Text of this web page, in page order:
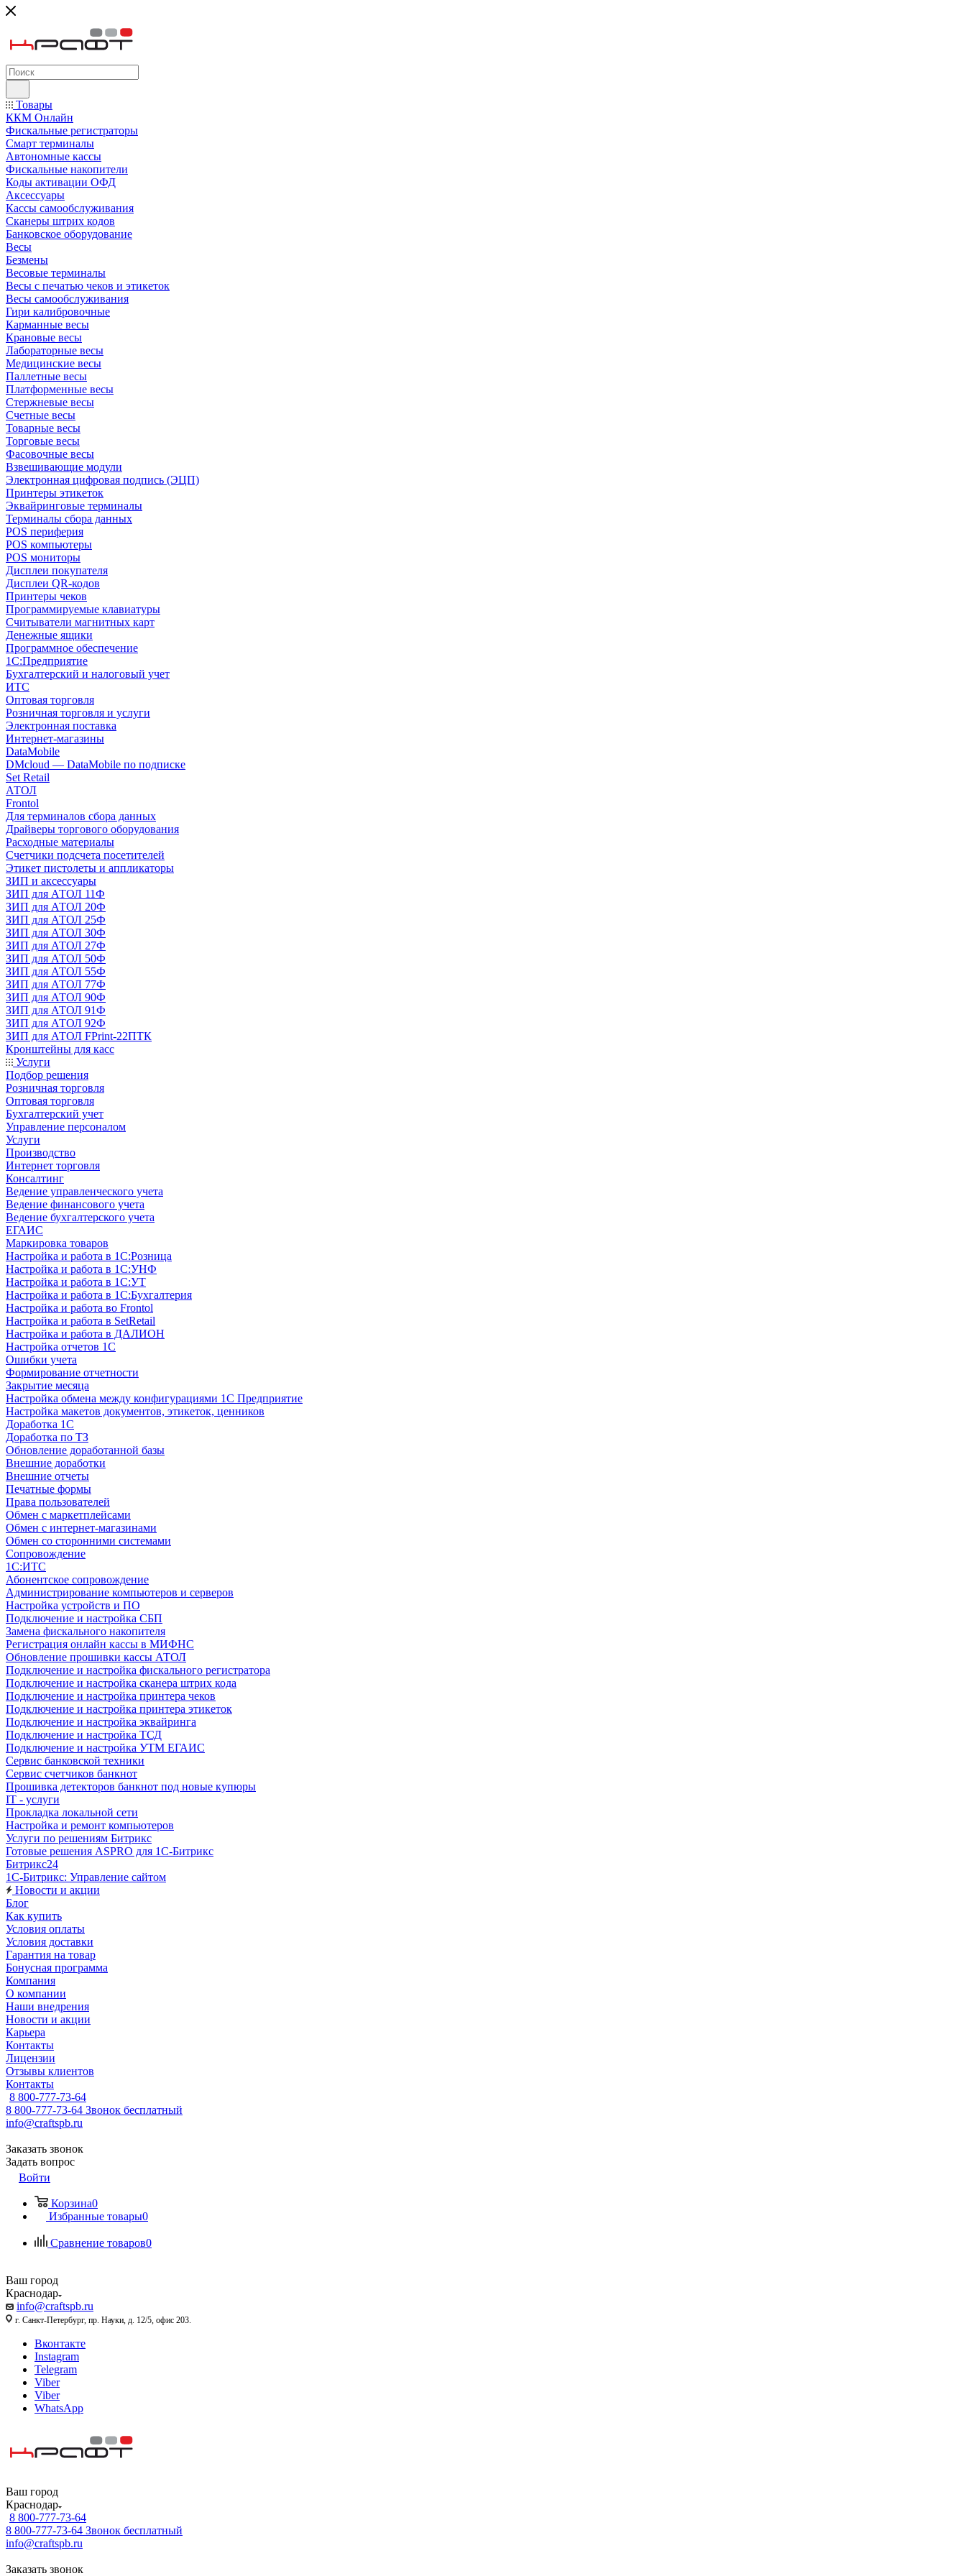
Товары
ККМ Онлайн
Фискальные регистраторы
Смарт терминалы
Автономные кассы
Фискальные накопители
Коды активации ОФД
Аксессуары
Кассы самообслуживания
Сканеры штрих кодов
Банковское оборудование
Весы
Безмены
Весовые терминалы
Весы с печатью чеков и этикеток
Весы самообслуживания
Гири калибровочные
Карманные весы
Крановые весы
Лабораторные весы
Медицинские весы
Паллетные весы
Платформенные весы
Стержневые весы
Счетные весы
Товарные весы
Торговые весы
Фасовочные весы
Взвешивающие модули
Электронная цифровая подпись (ЭЦП)
Принтеры этикеток
Эквайринговые терминалы
Терминалы сбора данных
POS периферия
POS компьютеры
POS мониторы
Дисплеи покупателя
Дисплеи QR-кодов
Принтеры чеков
Программируемые клавиатуры
Считыватели магнитных карт
Денежные ящики
Программное обеспечение
1С:Предприятие
Бухгалтерский и налоговый учет
ИТС
Оптовая торговля
Розничная торговля и услуги
Электронная поставка
Интернет-магазины
DataMobile
DMcloud — DataMobile по подписке
Set Retail
АТОЛ
Frontol
Для терминалов сбора данных
Драйверы торгового оборудования
Расходные материалы
Счетчики подсчета посетителей
Этикет пистолеты и аппликаторы
ЗИП и аксессуары
ЗИП для АТОЛ 11Ф
ЗИП для АТОЛ 20Ф
ЗИП для АТОЛ 25Ф
ЗИП для АТОЛ 30Ф
ЗИП для АТОЛ 27Ф
ЗИП для АТОЛ 50Ф
ЗИП для АТОЛ 55Ф
ЗИП для АТОЛ 77Ф
ЗИП для АТОЛ 90Ф
ЗИП для АТОЛ 91Ф
ЗИП для АТОЛ 92Ф
ЗИП для АТОЛ FPrint-22ПТК
Кронштейны для касс
Услуги
Подбор решения
Розничная торговля
Оптовая торговля
Бухгалтерский учет
Управление персоналом
Услуги
Производство
Интернет торговля
Консалтинг
Ведение управленческого учета
Ведение финансового учета
Ведение бухгалтерского учета
ЕГАИС
Маркировка товаров
Настройка и работа в 1С:Розница
Настройка и работа в 1С:УНФ
Настройка и работа в 1С:УТ
Настройка и работа в 1С:Бухгалтерия
Настройка и работа во Frontol
Настройка и работа в SetRetail
Настройка и работа в ДАЛИОН
Настройка отчетов 1С
Ошибки учета
Формирование отчетности
Закрытие месяца
Настройка обмена между конфигурациями 1С Предприятие
Настройка макетов документов, этикеток, ценников
Доработка 1С
Доработка по ТЗ
Обновление доработанной базы
Внешние доработки
Внешние отчеты
Печатные формы
Права пользователей
Обмен с маркетплейсами
Обмен с интернет-магазинами
Обмен со сторонними системами
Сопровождение
1C:ИТС
Абонентское сопровождение
Администрирование компьютеров и серверов
Настройка устройств и ПО
Подключение и настройка СБП
Замена фискального накопителя
Регистрация онлайн кассы в МИФНС
Обновление прошивки кассы АТОЛ
Подключение и настройка фискального регистратора
Подключение и настройка сканера штрих кода
Подключение и настройка принтера чеков
Подключение и настройка принтера этикеток
Подключение и настройка эквайринга
Подключение и настройка ТСД
Подключение и настройка УТМ ЕГАИС
Сервис банковской техники
Сервис счетчиков банкнот
Прошивка детекторов банкнот под новые купюры
IT - услуги
Прокладка локальной сети
Настройка и ремонт компьютеров
Услуги по решениям Битрикс
Готовые решения ASPRO для 1С-Битрикс
Битрикс24
1С-Битрикс: Управление сайтом
Новости и акции
Блог
Как купить
Условия оплаты
Условия доставки
Гарантия на товар
Бонусная программа
Компания
О компании
Наши внедрения
Новости и акции
Карьера
Контакты
Лицензии
Отзывы клиентов
Контакты
8 800-777-73-64
8 800-777-73-64 Звонок бесплатный
info@craftspb.ru
Заказать звонок
Задать вопрос
Войти
Корзина0
Избранные товары0
Сравнение товаров0
Ваш город
Краснодар
info@craftspb.ru
г. Санкт-Петербург, пр. Науки, д. 12/5, офис 203.
Вконтакте
Instagram
Telegram
Viber
Viber
WhatsApp
Ваш город
Краснодар
8 800-777-73-64
8 800-777-73-64 Звонок бесплатный
info@craftspb.ru
Заказать звонок